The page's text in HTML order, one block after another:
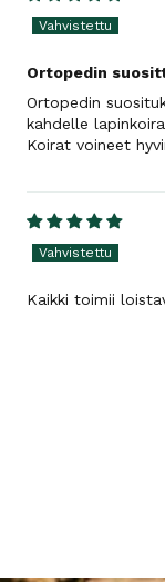
Ortopedin
Ortopedin
kahdelle
Koirat voineet
Kaikki toimii